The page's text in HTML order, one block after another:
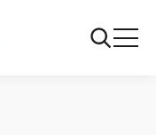
med 9 lejemaal